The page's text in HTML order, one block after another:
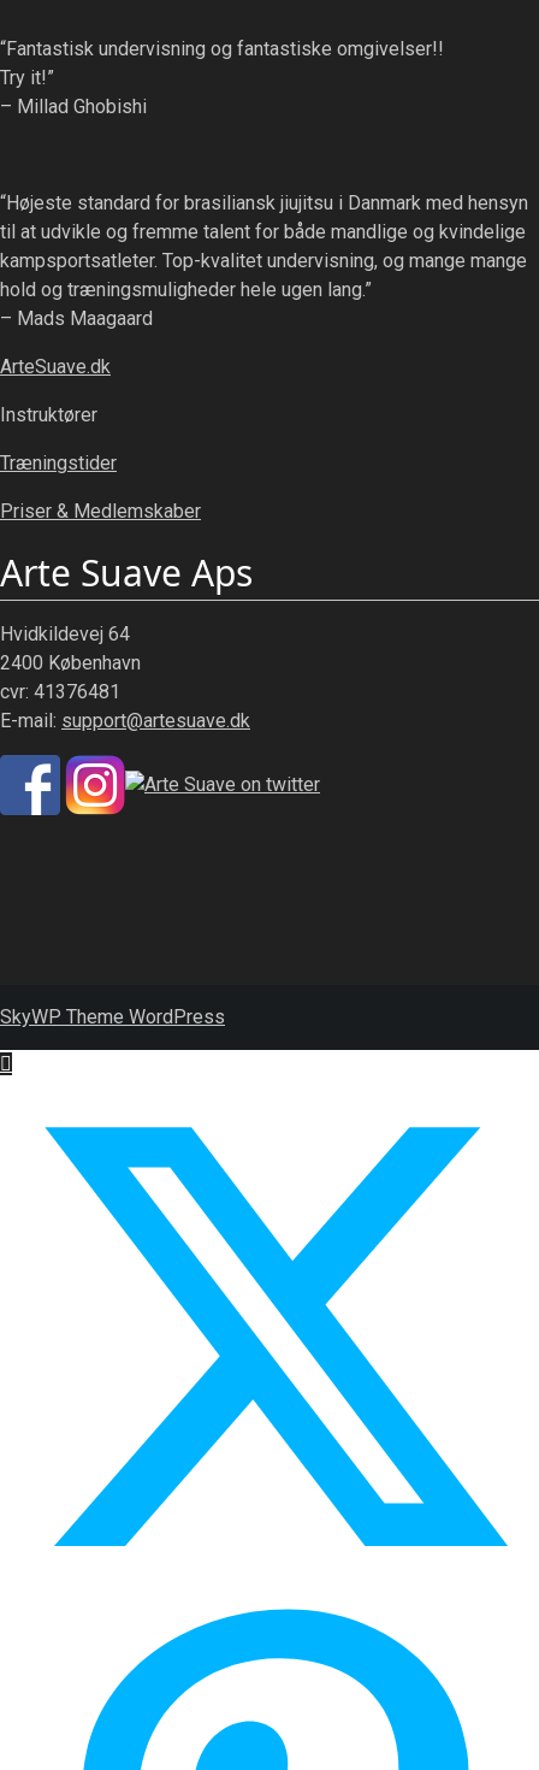
“Fantastisk undervisning og fantastiske omgivelser!!
Try it!”
– Millad Ghobishi
“Højeste standard for brasiliansk jiujitsu i Danmark med hensyn
til at udvikle og fremme talent for både mandlige og kvindelige
kampsportsatleter. Top-kvalitet undervisning, og mange mange
hold og træningsmuligheder hele ugen lang.”
– Mads Maagaard
ArteSuave.dk
Instruktører
Træningstider
Priser & Medlemskaber
Arte Suave Aps
Hvidkildevej 64
2400 København
cvr: 41376481
E-mail: support@artesuave.dk
SkyWP Theme WordPress